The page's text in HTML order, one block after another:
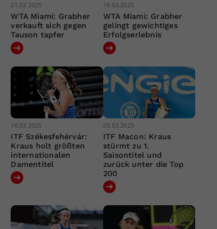
21.03.2025
WTA Miami: Grabher
verkauft sich gegen
Tauson tapfer
19.03.2025
WTA Miami: Grabher
gelingt gewichtiges
Erfolgserlebnis
16.03.2025
ITF Székesfehérvár:
Kraus holt größten
internationalen
Damentitel
03.03.2025
ITF Macon: Kraus
stürmt zu 1.
Saisontitel und
zurück unter die Top
200